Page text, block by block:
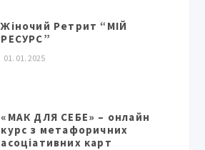
Жіночий Ретрит “МІЙ
РЕСУРС”
01. 01. 2025
«МАК ДЛЯ СЕБЕ» – онлайн
курс з метафоричних
асоціативних карт